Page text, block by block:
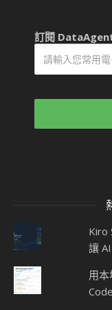
訂閱
Kiro
讓
用